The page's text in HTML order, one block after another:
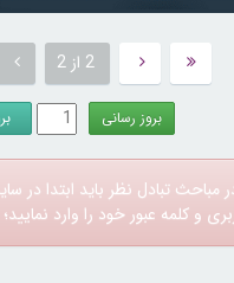
2 از 2
مباحث تبادل نظر باید ابتدا در
و کلمه عبور خود را وارد